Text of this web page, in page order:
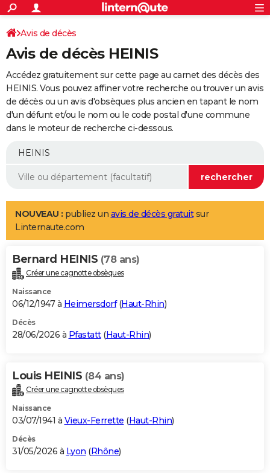
ACTUALITÉS
Politique
Société
Faits Divers
Education
Monde
Villes
+
SPORT
Coupe du monde 2026
Football
Tennis
Cyclisme
Rugby
Forum
Programme TV
TNT
Streaming
Cinéma
Sorties cinéma
Musique
+
FINANCE
Retraite
Impôts
Epargne
Immobilier
Risques naturels par ville
Banque
Assurance
Crédit
AUTO
Essais
Réserver un essai
Citadines
Berlines
SUV
Forum auto
+
Mobiles
Meilleur smartphone
Internet
Ordinateurs
Jeux vidéo
Guide high-tech
Aménagement intérieur
LIFESTYLE
Art de vivre
Bien-être
Loisirs
Mode
Modes de vie
Alimentation
Guide de la santé
Maladies
Médicaments
Sommeil
VOYAGE
Destinations
City break
Voyage nature
Voyage de noces
Forum
Climat
+PHOTO
GUIDES D'ACHAT
BONS PLANS
Carte de Noël
Carte Bonne année
Carte Saint-Valentin
Carte Pâques
Carte d'anniversaire
DICTIONNAIRE
Dictionnaire
Biographies
Citations
Expressions
Proverbes
PROGRAMME TV
S'inscrire
Se connecter
Lycées
Collèges
Primaires
Universités
Entreprises
Service militaire
Avis de recherche
AVIS DE DÉCÈS
Avis de décès
Avis de décès HEINIS
Accédez gratuitement sur cette page au carnet des décès des
HEINIS. Vous pouvez affiner votre recherche ou trouver un avis
de décès ou un avis d'obsèques plus ancien en tapant le nom
d'un défunt et/ou le nom ou le code postal d'une commune
dans le moteur de recherche ci-dessous.
NOUVEAU : publiez un avis de décès gratuitsur
Linternaute.com
Bernard HEINIS (78 ans)
Créer une cagnotte obsèques
Naissance
06/12/1947 à Heimersdorf(Haut-Rhin)
Décès
28/06/2026 à Pfastatt(Haut-Rhin)
Louis HEINIS (84 ans)
Créer une cagnotte obsèques
Naissance
03/07/1941 à Vieux-Ferrette (Haut-Rhin)
Décès
31/05/2026 à Lyon (Rhône)